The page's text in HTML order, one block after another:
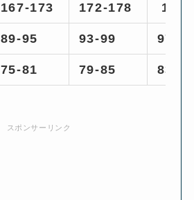
167-173 172-178 177-
89-95 93-99 97-
75-81 79-85 83-89
スポンサーリンク